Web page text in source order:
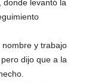
donde levantó la
y trabajo
dijo que a la